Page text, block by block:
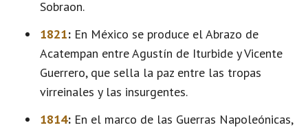
Sobraon.
1821: En México se produce el Abrazo de
Acatempan entre Agustín de Iturbide y Vicente
Guerrero, que sella la paz entre las tropas
virreinales y las insurgentes.
1814: En el marco de las Guerras Napoleónicas,